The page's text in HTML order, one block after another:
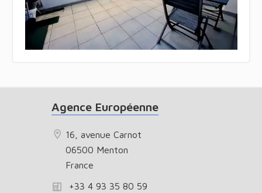
Agence Européenne
16, avenue Carnot
06500 Menton
France
+33 4 93 35 80 59